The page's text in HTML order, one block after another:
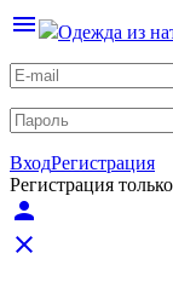
menu Одежда из
ВходРегистрация
Регистрация
person
close